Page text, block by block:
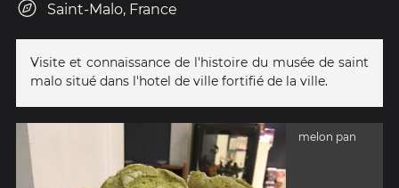
Saint-Malo, France
Visite et connaissance de l'histoire du musée de saint
malo situé dans l'hotel de ville fortifié de la ville.
melon pan